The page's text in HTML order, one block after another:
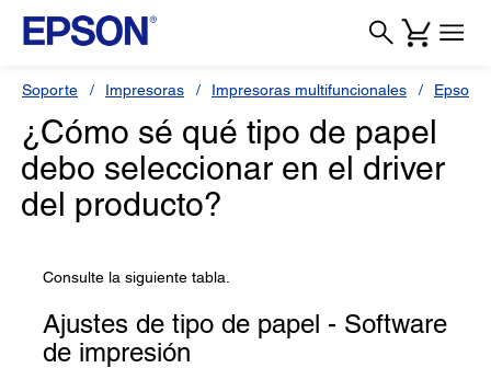
Soporte Impresoras Impresoras multifuncionales Epson
¿Cómo sé qué tipo de papel
debo seleccionar en el driver
del producto?
Consulte la siguiente tabla.
Ajustes de tipo de papel - Software
de impresión